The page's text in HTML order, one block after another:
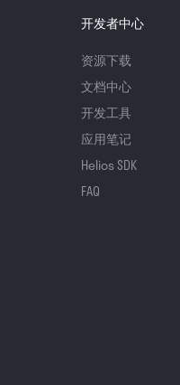
开发者中心
资源下载
文档中心
开发工具
应用笔记
Helios SDK
FAQ